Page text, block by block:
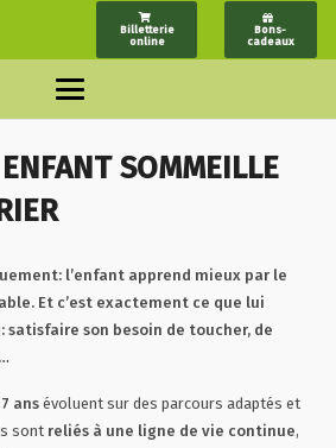
Billetterie
online
Bons-
cadeaux
SOMMEILLE
l’enfant apprend mieux par le
Et c’est exactement ce que lui
satisfaire son besoin de toucher, de
ans évoluent sur des parcours adaptés et
sont reliés à une ligne de vie continue,